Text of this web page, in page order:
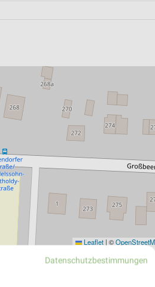
Leaflet | ©
NAVIGATION MIT GOOGLE/IOS MAPS
Datenschutzbestimmungen